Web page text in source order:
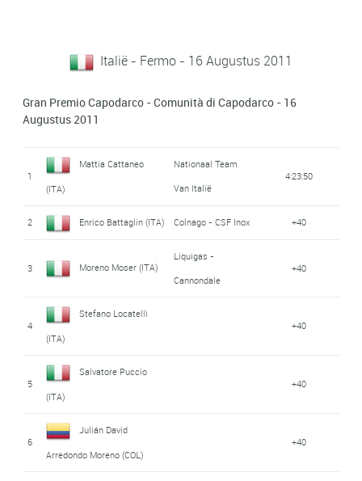
Italië - Fermo - 16 Augustus 2011
Gran Premio Capodarco - Comunità di Capodarco - 16
Augustus 2011
1
Mattia Cattaneo
(ITA)
Nationaal Team
Van Italië
4:23:50
2 Enrico Battaglin (ITA) Colnago - CSF Inox +40
3 Moreno Moser (ITA)
Liquigas -
Cannondale
+40
4
Stefano Locatelli
(ITA)
+40
5
Salvatore Puccio
(ITA)
+40
6
Julián David
Arredondo Moreno (COL)
+40